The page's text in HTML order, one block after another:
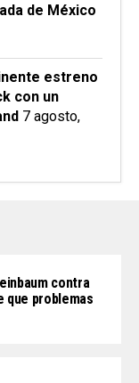
de México
estreno
con un
7 agosto,
contra
problemas